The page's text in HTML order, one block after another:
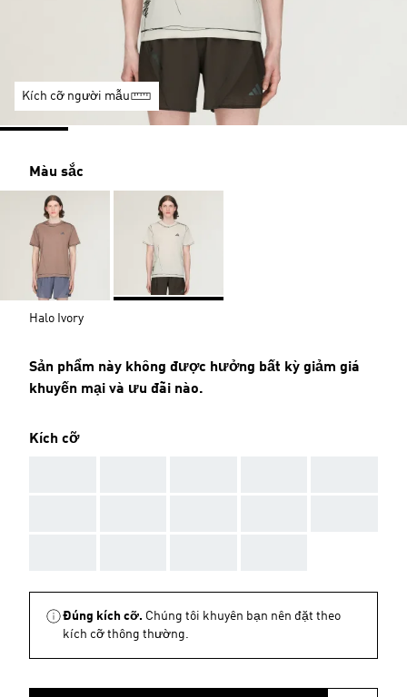
Kích cỡ người mẫu
Màu sắc
Halo Ivory
Sản phẩm này không được hưởng bất kỳ giảm giá
khuyến mại và ưu đãi nào.
Kích cỡ
Đúng kích cỡ. Chúng tôi khuyên bạn nên đặt theo
kích cỡ thông thường.